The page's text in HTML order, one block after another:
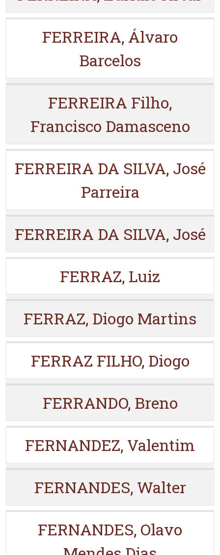
FERREIRA, Álvaro
Barcelos
FERREIRA Filho,
Francisco Damasceno
FERREIRA DA SILVA, José
Parreira
FERREIRA DA SILVA, José
FERRAZ, Luiz
FERRAZ, Diogo Martins
FERRAZ FILHO, Diogo
FERRANDO, Breno
FERNANDEZ, Valentim
FERNANDES, Walter
FERNANDES, Olavo